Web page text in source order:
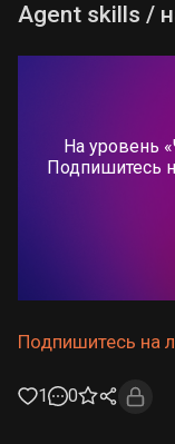
Agent skills /
На уровень
Подпишитесь
Подпишитесь на
1 0